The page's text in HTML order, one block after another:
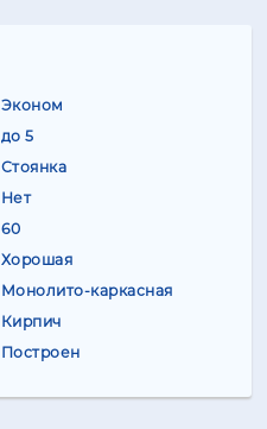
Эконом
до 5
Стоянка
Нет
60
Хорошая
Монолито-каркасная
Кирпич
Построен